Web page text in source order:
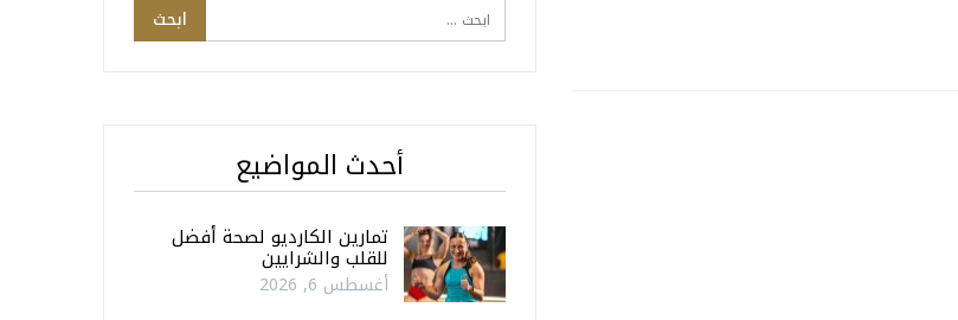
أحدث المواضيع
تمارين الكارديو لصحة أفضل
للقلب والشرايين
أغسطس 6, 2026